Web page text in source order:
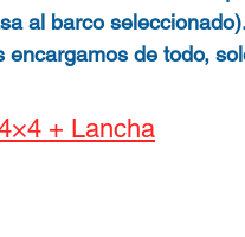
al barco
encargamos de todo,
+ Lancha